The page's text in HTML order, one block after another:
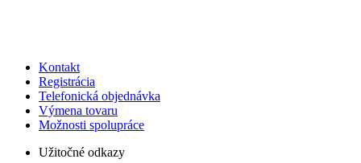
Kontakt
Registrácia
Telefonická objednávka
Výmena tovaru
Možnosti spolupráce
Užitočné odkazy